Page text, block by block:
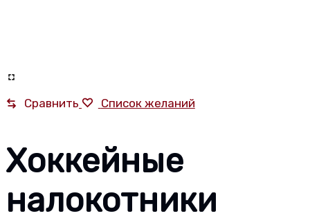
Сравнить Список желаний
Хоккейные
налокотники